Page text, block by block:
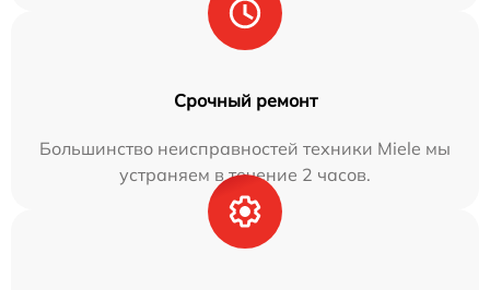
Срочный ремонт
Большинство неисправностей техники Miele мы
устраняем в течение 2 часов.